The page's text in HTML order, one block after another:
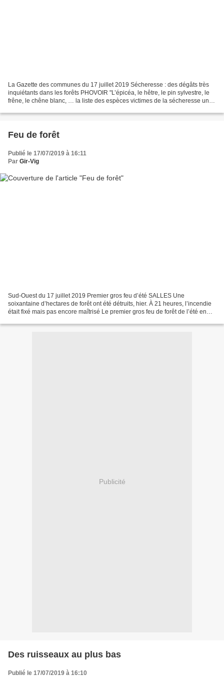
La Gazette des communes du 17 juillet 2019 Sécheresse : des dégâts très
inquiétants dans les forêts PHOVOIR "L’épicéa, le hêtre, le pin sylvestre, le
frêne, le chêne blanc, … la liste des espèces victimes de la sécheresse un
Feu de forêt
Publié le 17/07/2019 à 16:11
Par Gir-Vig
Sud-Ouest du 17 juillet 2019 Premier gros feu d’été SALLES Une
soixantaine d’hectares de forêt ont été détruits, hier. À 21 heures, l’incendie
était fixé mais pas encore maîtrisé Le premier gros feu de forêt de l’été en
Publicité
Des ruisseaux au plus bas
Publié le 17/07/2019 à 16:10